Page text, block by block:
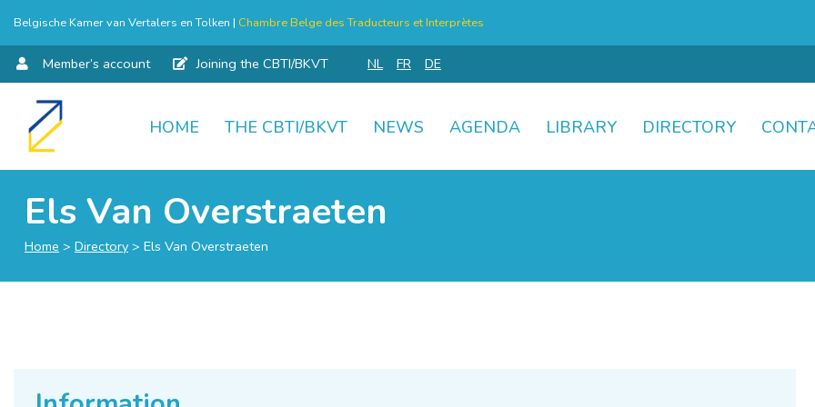
Belgische Kamer van Vertalers en Tolken | Chambre Belge des Traducteurs et Interprètes
Member’s account Joining the CBTI/BKVT NL FR DE
Skip
HOME THE CBTI/BKVT NEWS AGENDA LIBRARY DIRECTORY
Els Van Overstraeten
Home > Directory > Els Van Overstraeten